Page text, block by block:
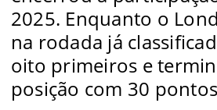
2025. Enquanto o
na rodada já
oito primeiros e
posição com 30